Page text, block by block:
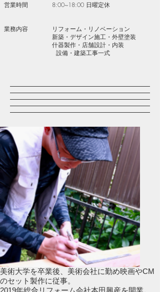
営業時間 8:00~18:00 日曜定休
業務内容 リフォーム・リノベーション
新築・デザイン施工・外壁塗装
什器製作・店舗設計・内装
設備・建築工事一式
美術大学を卒業後、美術会社に勤め映画やCM
のセット製作に従事。
2019年総合リフォーム会社本田興産を開業。